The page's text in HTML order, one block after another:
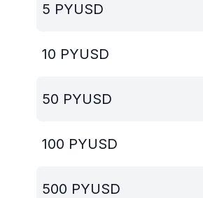
5 PYUSD
10 PYUSD
50 PYUSD
100 PYUSD
500 PYUSD